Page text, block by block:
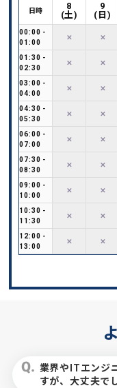
日時
00:00 -
01:00
01:30 -
02:30
03:00 -
04:00
04:30 -
05:30
06:00 -
07:00
07:30 -
08:30
09:00 -
10:00
10:30 -
11:30
12:00 -
13:00
8
(土)
✕
✕
✕
✕
✕
✕
✕
✕
✕
9
( 日)
✕
✕
✕
✕
✕
✕
✕
✕
✕
業界やITエンジ
すが、大丈夫で